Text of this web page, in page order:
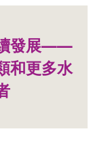
發展——
和更多水